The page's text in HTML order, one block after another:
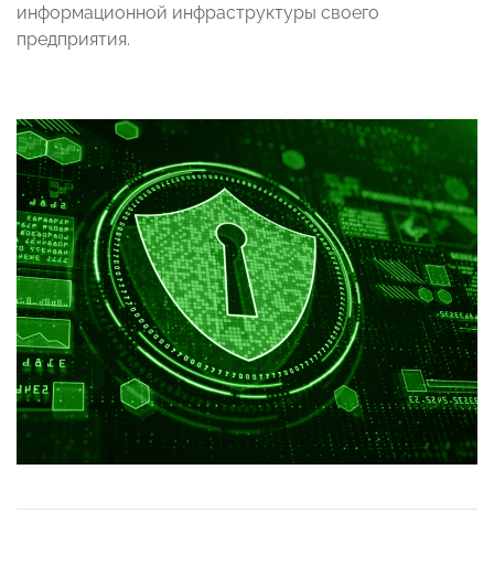
информационной инфраструктуры своего
предприятия.